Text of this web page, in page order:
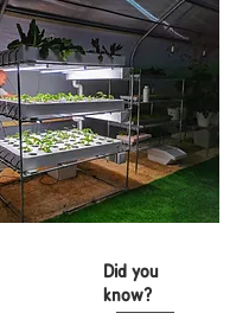
Did you
know?